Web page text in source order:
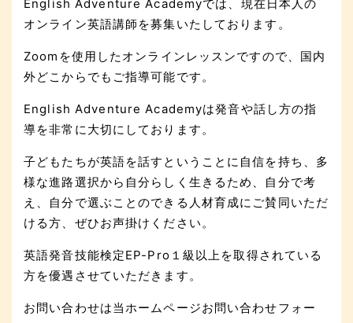
English Adventure Academyでは、現在日本人の
オンライン英語講師を募集いたしております。
Zoomを使用したオンラインレッスンですので、国内
外どこからでもご指導可能です。
English Adventure Academyは発音や話し方の指
導を非常に大切にしております。
子どもたちが英語を話すということに自信を持ち、多
様な進路選択から自分らしく生きるため、自分で考
え、自分で選ぶことのできる人材育成にご賛同いただ
ける方、ぜひお声掛けください。
英語発音技能検定EP-Pro１級以上を取得されている
方を優遇させていただきます。
お問い合わせは当ホームページお問い合わせフォー